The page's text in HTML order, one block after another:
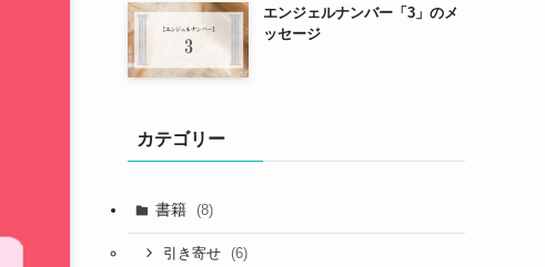
エンジェルナンバー「3」のメ
ッセージ
カテゴリー
書籍 (8)
引き寄せ (6)